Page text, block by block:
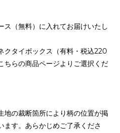
ス（無料）に入れてお届けいたし
クタイボックス（有料・税込220
ちらの商品ページよりご選択くだ
の裁断箇所により柄の位置が掲
ます。あらかじめご了承くださ